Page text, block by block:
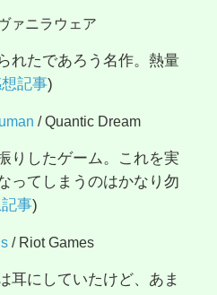
ァニラウェア
れたであろう名作。熱量
記事)
/ Quantic Dream
りしたゲーム。これを実
ってしまうのはかなり勿
事)
/ Riot Games
耳にしていたけど、あま